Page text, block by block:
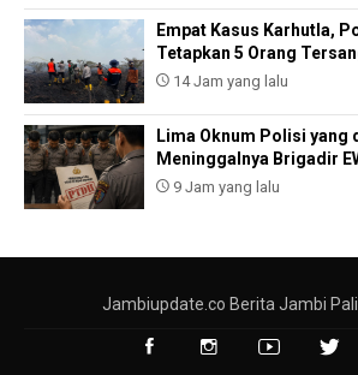
Empat Kasus Karhutla,
Tetapkan 5 Orang
14 Jam yang lalu
Lima Oknum Polisi yang
Meninggalnya Brigadir
9 Jam yang lalu
Jambiupdate.co Berita Jambi